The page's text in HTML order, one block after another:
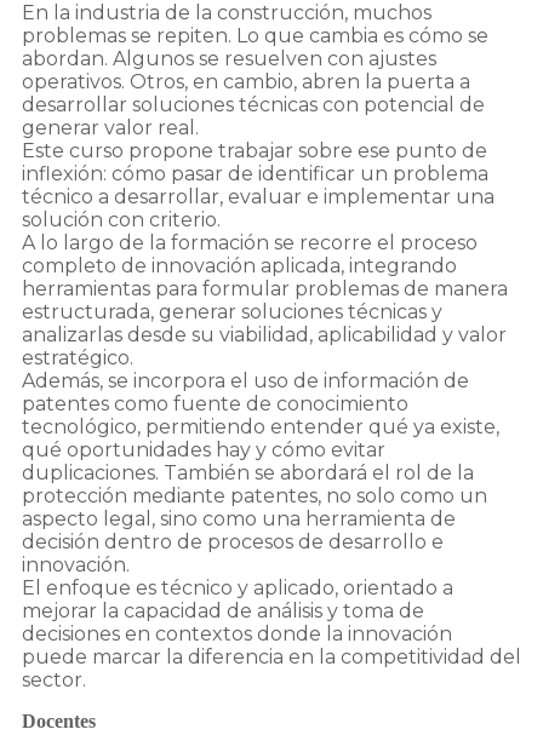
En la industria de la construcción, muchos
problemas se repiten. Lo que cambia es cómo se
abordan. Algunos se resuelven con ajustes
operativos. Otros, en cambio, abren la puerta a
desarrollar soluciones técnicas con potencial de
generar valor real.
Este curso propone trabajar sobre ese punto de
inflexión: cómo pasar de identificar un problema
técnico a desarrollar, evaluar e implementar una
solución con criterio.
A lo largo de la formación se recorre el proceso
completo de innovación aplicada, integrando
herramientas para formular problemas de manera
estructurada, generar soluciones técnicas y
analizarlas desde su viabilidad, aplicabilidad y valor
estratégico.
Además, se incorpora el uso de información de
patentes como fuente de conocimiento
tecnológico, permitiendo entender qué ya existe,
qué oportunidades hay y cómo evitar
duplicaciones. También se abordará el rol de la
protección mediante patentes, no solo como un
aspecto legal, sino como una herramienta de
decisión dentro de procesos de desarrollo e
innovación.
El enfoque es técnico y aplicado, orientado a
mejorar la capacidad de análisis y toma de
decisiones en contextos donde la innovación
puede marcar la diferencia en la competitividad del
Docentes